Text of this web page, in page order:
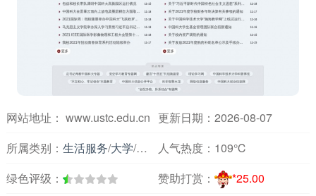
网站地址： www.ustc.edu.cn 更新日期：2026-08-07
所属类别： 生活服务/大学/安徽 人气热度： 109℃
绿色评级：
赞助打赏： *25.00